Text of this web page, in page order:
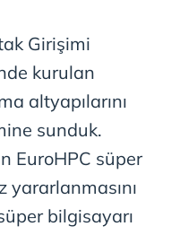
Girişimi
kurulan
altyapılarını
sunduk.
EuroHPC süper
yararlanmasını
bilgisayarı